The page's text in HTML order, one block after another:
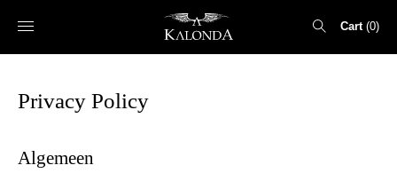
Cart 0
for:
Privacy Policy
Algemeen